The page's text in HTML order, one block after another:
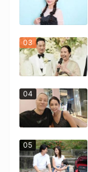
03
04
05